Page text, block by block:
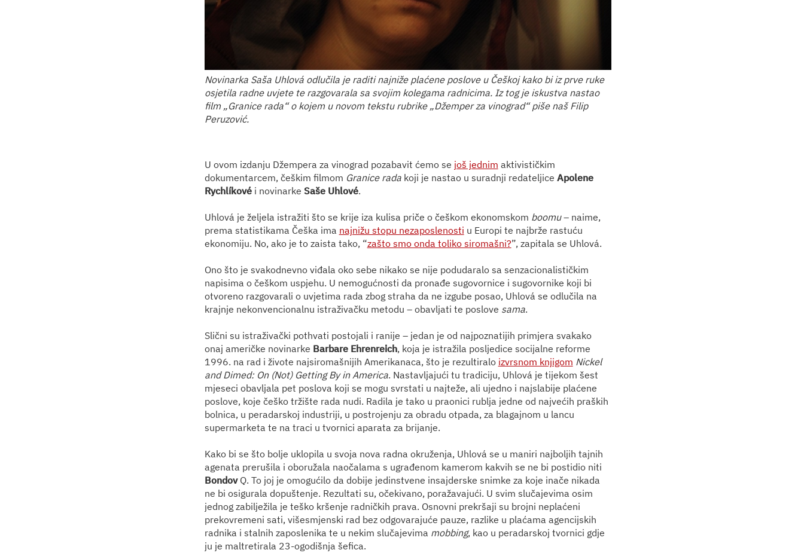
Novinarka Saša Uhlová odlučila je raditi najniže plaćene poslove u Češkoj kako bi iz prve ruke
osjetila radne uvjete te razgovarala sa svojim kolegama radnicima. Iz tog je iskustva nastao
film „Granice rada“ o kojem u novom tekstu rubrike „Džemper za vinograd“ piše naš Filip
Peruzović.
U ovom izdanju Džempera za vinograd pozabavit ćemo se još jednim aktivističkim
dokumentarcem, češkim filmom Granice radakoji je nastao u suradnji redateljice Apolene
Rychlíkovéi novinarke Saše Uhlové.
Uhlová je željela istražiti što se krije iza kulisa priče o češkom ekonomskom boomu– naime,
prema statistikama Češka ima najnižu stopu nezaposlenosti u Europi te najbrže rastuću
ekonomiju. No, ako je to zaista tako, “zašto smo onda toliko siromašni?”, zapitala se Uhlová.
Ono što je svakodnevno viđala oko sebe nikako se nije podudaralo sa senzacionalističkim
napisima o češkom uspjehu. U nemogućnosti da pronađe sugovornice i sugovornike koji bi
otvoreno razgovarali o uvjetima rada zbog straha da ne izgube posao, Uhlová se odlučila na
krajnje nekonvencionalnu istraživačku metodu – obavljati te poslove sama.
Slični su istraživački pothvati postojali i ranije – jedan je od najpoznatijih primjera svakako
onaj američke novinarke Barbare Ehrenreich, koja je istražila posljedice socijalne reforme
1996. na rad i živote najsiromašnijih Amerikanaca, što je rezultiralo izvrsnom knjigom Nickel
and Dimed: On (Not) Getting By in America. Nastavljajući tu tradiciju, Uhlová je tijekom šest
mjeseci obavljala pet poslova koji se mogu svrstati u najteže, ali ujedno i najslabije plaćene
poslove, koje češko tržište rada nudi. Radila je tako u praonici rublja jedne od najvećih praških
bolnica, u peradarskoj industriji, u postrojenju za obradu otpada, za blagajnom u lancu
supermarketa te na traci u tvornici aparata za brijanje.
Kako bi se što bolje uklopila u svoja nova radna okruženja, Uhlová se u maniri najboljih tajnih
agenata prerušila i oboružala naočalama s ugrađenom kamerom kakvih se ne bi postidio niti
BondovQ. To joj je omogućilo da dobije jedinstvene insajderske snimke za koje inače nikada
ne bi osigurala dopuštenje. Rezultati su, očekivano, poražavajući. U svim slučajevima osim
jednog zabilježila je teško kršenje radničkih prava. Osnovni prekršaji su brojni neplaćeni
prekovremeni sati, višesmjenski rad bez odgovarajuće pauze, razlike u plaćama agencijskih
radnika i stalnih zaposlenika te u nekim slučajevima mobbing, kao u peradarskoj tvornici gdje
ju je maltretirala 23-ogodišnja šefica.